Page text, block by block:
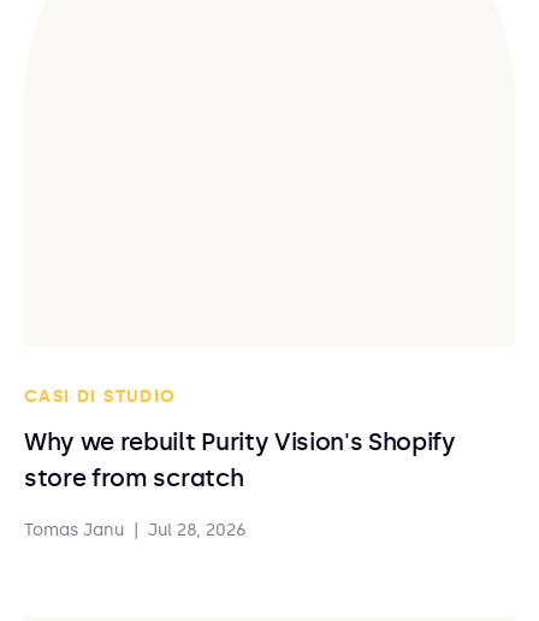
CASI DI STUDIO
Why we rebuilt Purity Vision's Shopify
store from scratch
Tomas Janu Jul 28, 2026